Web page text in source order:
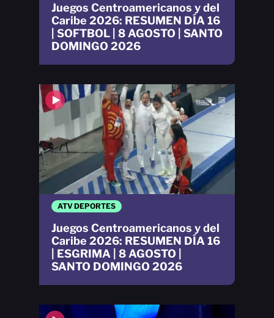
ATV DEPORTES
Juegos Centroamericanos y del
Caribe 2026: RESUMEN DÍA 16
| ESGRIMA | 8 AGOSTO |
SANTO DOMINGO 2026
Juegos Centroamericanos y del
Caribe 2026: RESUMEN DÍA 16
| SOFTBOL | 8 AGOSTO | SANTO
DOMINGO 2026